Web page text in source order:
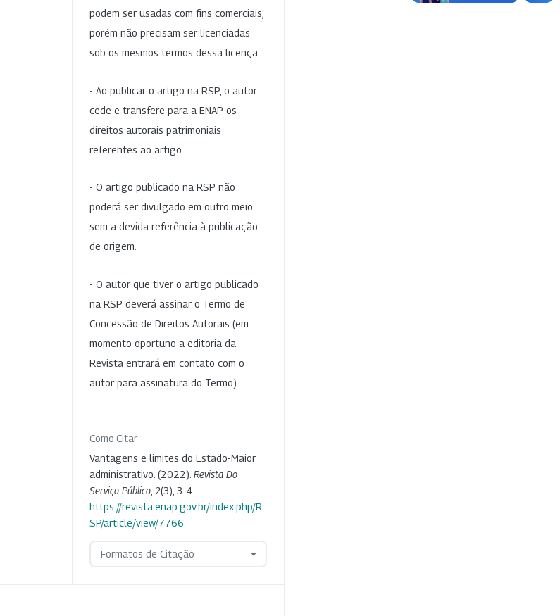
podem ser usadas com fins comerciais,
porém não precisam ser licenciadas
sob os mesmos termos dessa licença.
- Ao publicar o artigo na RSP, o autor
cede e transfere para a ENAP os
direitos autorais patrimoniais
referentes ao artigo.
- O artigo publicado na RSP não
poderá ser divulgado em outro meio
sem a devida referência à publicação
de origem.
- O autor que tiver o artigo publicado
na RSP deverá assinar o Termo de
Concessão de Direitos Autorais (em
momento oportuno a editoria da
Revista entrará em contato com o
autor para assinatura do Termo).
Como Citar
Vantagens e limites do Estado-Maior
administrativo. (2022). Revista Do
Serviço Público 2(3), 3-4.
https://revista.enap.gov.br/index.php/R
SP/article/view/7766
Formatos de Citação